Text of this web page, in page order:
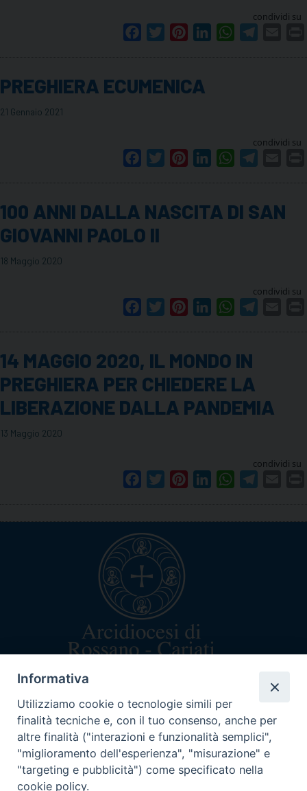
condividi su
FacebookTwitterPinterestLinkedInWhatsApp
PREGHIERA ECUMENICA
21 Gennaio 2021
condividi su
FacebookTwitterPinterestLinkedInWhatsApp
100 ANNI DALLA NASCITA DI SAN
GIOVANNI PAOLO II
18 Maggio 2020
condividi su
FacebookTwitterPinterestLinkedInWhatsApp
14 MAGGIO 2020, IL MONDO IN
PREGHIERA PER CHIEDERE LA
LIBERAZIONE DALLA PANDEMIA
13 Maggio 2020
condividi su
FacebookTwitterPinterestLinkedInWhatsApp
arcivescovo@rossanocariati.it
+39 0983 520282
Via Arcivescovado 5
87067 Rossano (CS)
C.F. 87003160782
Informativa
Utilizziamo cookie o tecnologie simili per
finalità tecniche e, con il tuo consenso, anche per
altre finalità ("interazioni e funzionalità semplici",
"miglioramento dell'esperienza", "misurazione" e
"targeting e pubblicità") come specificato nella
cookie policy.